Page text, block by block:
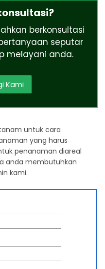
berkonsultasi
seputar
melayani anda.
Kami
untuk cara
yang harus
penanaman diareal
anda membutuhkan
kami.